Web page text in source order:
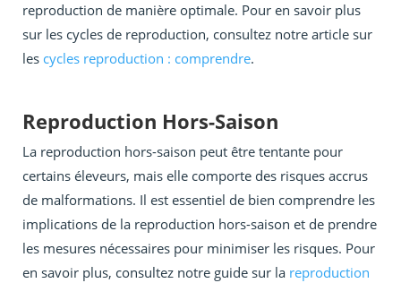
reproduction de manière optimale. Pour en savoir plus
sur les cycles de reproduction, consultez notre article sur
les cycles reproduction : comprendre.
Reproduction Hors-Saison
La reproduction hors-saison peut être tentante pour
certains éleveurs, mais elle comporte des risques accrus
de malformations. Il est essentiel de bien comprendre les
implications de la reproduction hors-saison et de prendre
les mesures nécessaires pour minimiser les risques. Pour
en savoir plus, consultez notre guide sur la reproduction